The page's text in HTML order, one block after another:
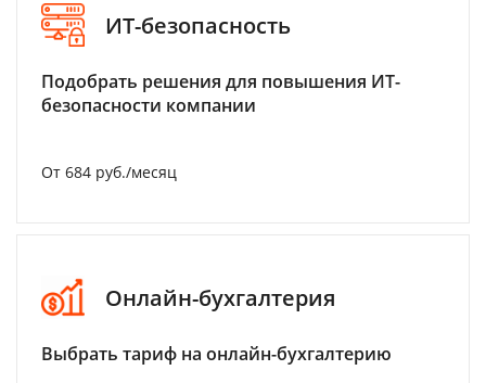
ИТ-безопасность
Подобрать решения для повышения ИТ-
безопасности компании
От 684 руб./месяц
Онлайн-бухгалтерия
Выбрать тариф на онлайн-бухгалтерию